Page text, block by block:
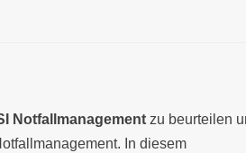
Notfallmanagement zu beurteilen
In diesem